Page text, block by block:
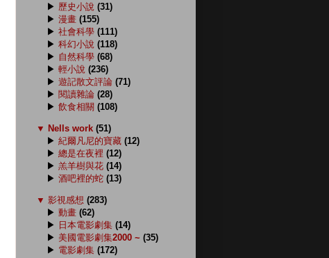
▶ 歷史小說 (31)
▶ 漫畫 (155)
▶ 社會科學 (111)
▶ 科幻小說 (118)
▶ 自然科學 (68)
▶ 輕小說 (236)
▶ 遊記散文評論 (71)
▶ 閱讀雜論 (28)
▶ 飲食相關 (108)
▼ Nells work (51)
▶ 紀爾凡尼的寶藏 (12)
▶ 總是在夜裡 (12)
▶ 羔羊樹與花 (14)
▶ 酒吧裡的蛇 (13)
▼ 影視感想 (283)
▶ 動畫 (62)
▶ 日本電影劇集 (14)
▶ 美國電影劇集2000 ~ (35)
▶ 電影劇集 (172)